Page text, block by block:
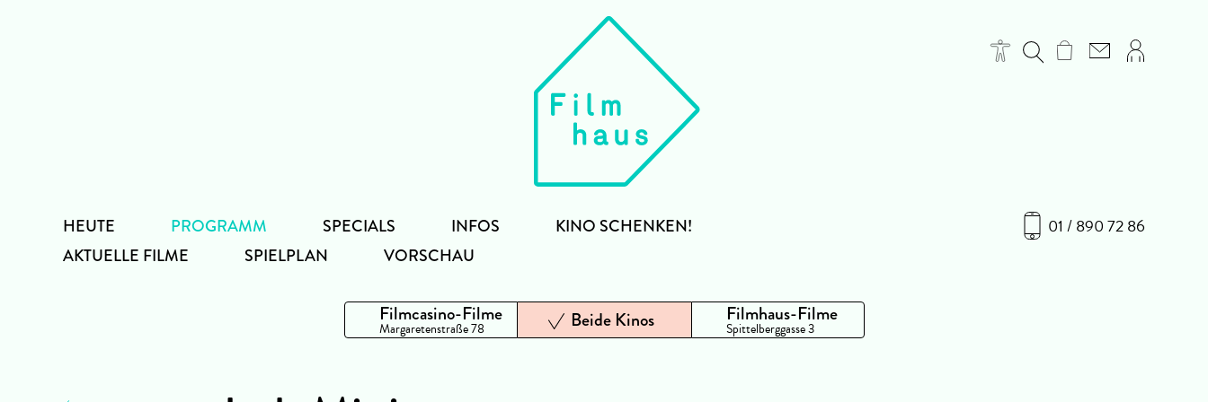
01 / 890 72 86
HEUTE
PROGRAMM
AKTUELLE FILME
SPIELPLAN VORSCHAU
SPECIALS INFOS KINO SCHENKEN!
Filmcasino-Filme
Margaretenstraße 78 Beide Kinos Filmhaus-Filme
Spittelberggasse 3